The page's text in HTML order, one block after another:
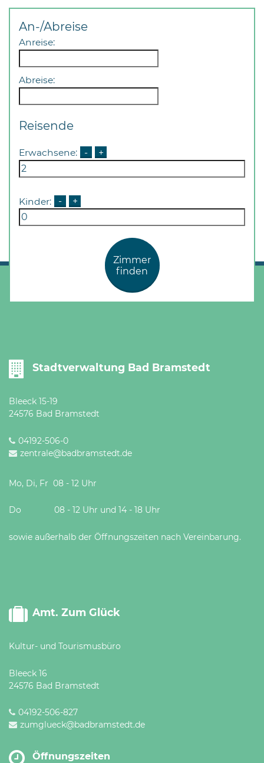
An-/Abreise
Anreise:
Abreise:
Reisende
Erwachsene: - +
Kinder: - +
Zimmer
finden
Stadtverwaltung Bad Bramstedt
Bleeck 15-19
24576 Bad Bramstedt
04192-506-0
zentrale@badbramstedt.de
Mo, Di, Fr 08 - 12 Uhr
Do 08 - 12 Uhr und 14 - 18 Uhr
sowie außerhalb der Öffnungszeiten nach Vereinbarung.
Amt. Zum Glück
Kultur- und Tourismusbüro
Bleeck 16
24576 Bad Bramstedt
04192-506-827
zumglueck@badbramstedt.de
Öffnungszeiten